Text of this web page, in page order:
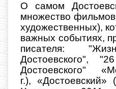
О самом
множество
художественных),
важных событиях,
писателя:
Достоевского",
Достоевского"
г.),